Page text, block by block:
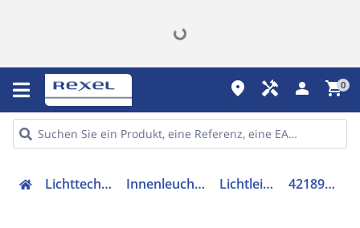
place handyman person shopping_cart0
Lichttechnik Innenleuchten Lichtleiste 42189869